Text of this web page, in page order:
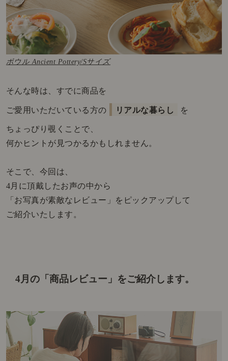
ボウル Ancient Pottery/Sサイズ
そんな時は、すでに商品を
ご愛用いただいている方の リアルな暮らし を
ちょっぴり覗くことで、
何かヒントが見つかるかもしれません。
そこで、今回は、
4月に頂戴したお声の中から
「お写真が素敵なレビュー」をピックアップして
ご紹介いたします。
4月の「商品レビュー」をご紹介します。